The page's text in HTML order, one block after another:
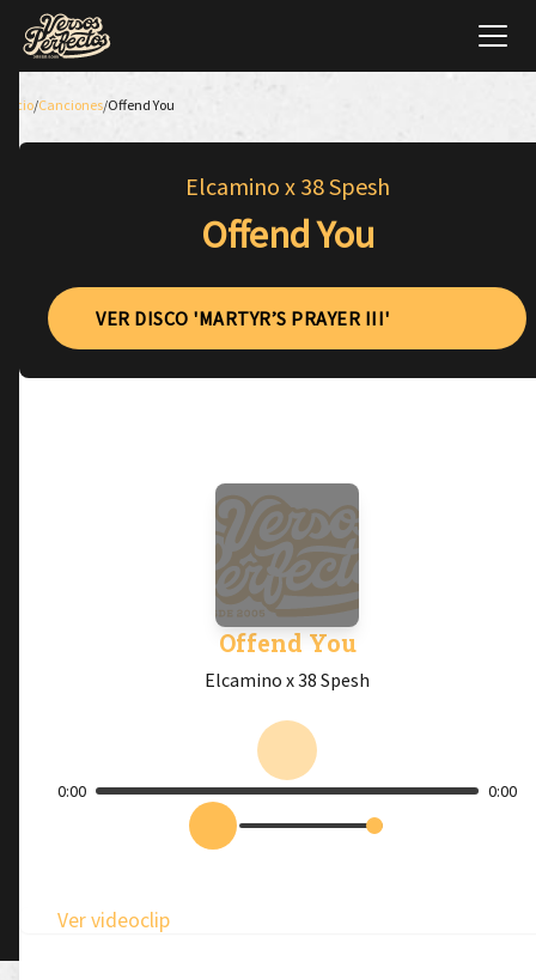
Inicio/Canciones/Offend You
Elcamino x 38 Spesh
Offend You
VER DISCO 'MARTYR’S PRAYER III'
Offend You
Elcamino x 38 Spesh
0:00 0:00
Ver videoclip